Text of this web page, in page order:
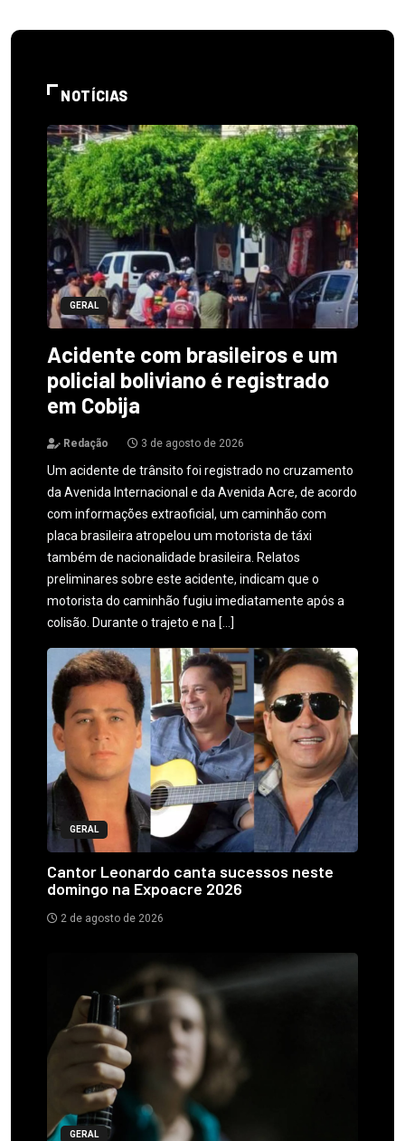
NOTÍCIAS
GERAL
Acidente com brasileiros e um
policial boliviano é registrado
em Cobija
Redação 3 de agosto de 2026
Um acidente de trânsito foi registrado no cruzamento
da Avenida Internacional e da Avenida Acre, de acordo
com informações extraoficial, um caminhão com
placa brasileira atropelou um motorista de táxi
também de nacionalidade brasileira. Relatos
preliminares sobre este acidente, indicam que o
motorista do caminhão fugiu imediatamente após a
colisão. Durante o trajeto e na […]
GERAL
Cantor Leonardo canta sucessos neste
domingo na Expoacre 2026
2 de agosto de 2026
GERAL